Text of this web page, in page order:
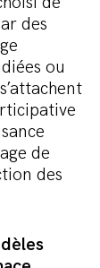
des
ou
de
des